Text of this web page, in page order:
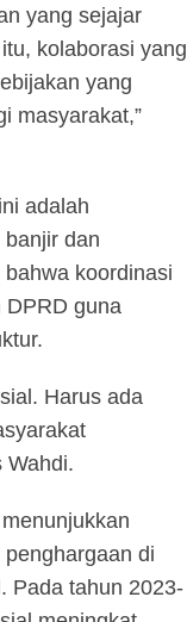
yang sejajar
kolaborasi yang
yang
masyarakat,”
adalah
dan
koordinasi
guna
Harus ada
Wahdi.
di
Pada tahun 2023-